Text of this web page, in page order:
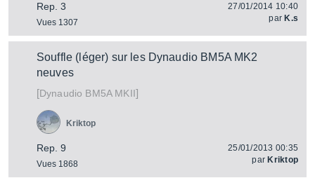
Rep. 3
Vues 1307
27/01/2014 10:40
par K.s
Souffle (léger) sur les Dynaudio BM5A MK2
neuves
[Dynaudio BM5A MKII]
Rep. 9
Vues 1868
Kriktop
25/01/2013 00:35
par Kriktop